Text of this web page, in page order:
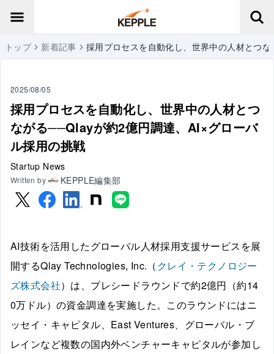
トップ 新着記事 採用プロセスを自動化し、世界中の人材とつ
2025/08/05
採用プロセスを自動化し、世界中の人材とつ
ながる──Qlayが約2億円調達、AI×グローバ
ル採用の挑戦
Startup News
Written by KEPPLE編集部
AI技術を活用したグローバル人材採用支援サービスを展
開するQlay Technologies, Inc.（ クレイ・テクノロジー
ズ株式会社）は、プレシードラウンドで約2億円（約14
0万ドル）の資金調達を実施した。このラウンドにはニ
ッセイ・キャピタル、East Ventures、グローバル・ブ
レインなど複数の国内外ベンチャーキャピタルが参加し